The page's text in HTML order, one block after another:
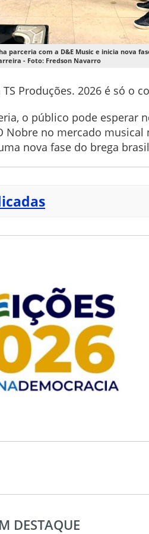
parceria com a D&E Music e inicia nova
- Foto: Fredson Navarro
Produções. 2026 é só o
o público pode esperar
Nobre no mercado
nova fase do brega
DESTAQUE